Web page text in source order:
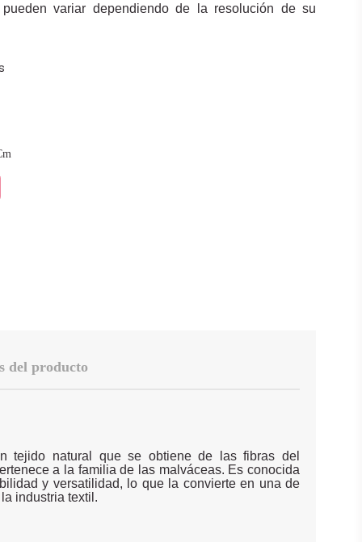
variar dependiendo de la resolución de su
del producto
tejido natural que se obtiene de las fibras del
a la familia de las malváceas. Es conocida
y versatilidad, lo que la convierte en una de
industria textil.